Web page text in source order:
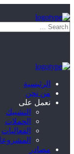
الرئيسية
من نحن
نعمل على
التشبيك
الحملات
الفعاليات
مصادر